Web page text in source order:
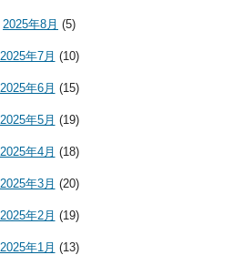
2025年8月 (5)
2025年7月 (10)
2025年6月 (15)
2025年5月 (19)
2025年4月 (18)
2025年3月 (20)
2025年2月 (19)
2025年1月 (13)